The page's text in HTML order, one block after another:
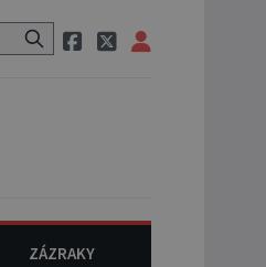
Sharon Tate.
ZÁZRAKY